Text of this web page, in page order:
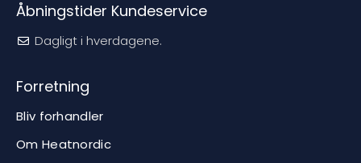
Åbningstider Kundeservice
Dagligt i hverdagene.
Forretning
Bliv forhandler
Om Heatnordic